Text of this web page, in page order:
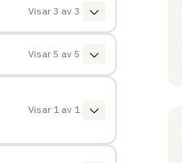
Visar 3 av 3
Visar 5 av 5
Visar 1 av 1